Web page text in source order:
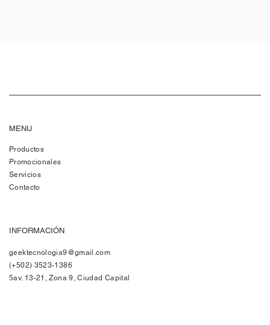
MENU
Productos
Promocionales
Servicios
Contacto
INFORMACIÓN
geektecnologia9@gmail.com
(+502) 3523-1386
5av. 13-21, Zona 9, Ciudad Capital